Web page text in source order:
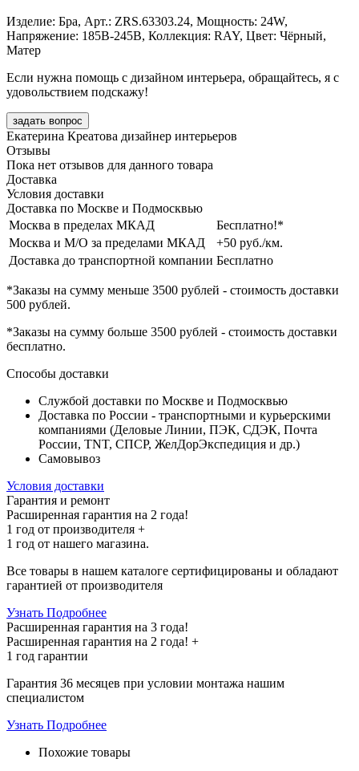
Изделие: Бра, Арт.: ZRS.63303.24, Мощность: 24W,
Напряжение: 185В-245В, Коллекция: RAY, Цвет: Чёрный,
Матер
Если нужна помощь с дизайном интерьера, обращайтесь, я с
удовольствием подскажу!
задать вопрос
Екатерина Креатова дизайнер интерьеров
Отзывы
Пока нет отзывов для данного товара
Доставка
Условия доставки
Доставка по Москве и Подмосквью
Москва в пределах МКАД
Бесплатно!*
Москва и М/О за пределами МКАД
+50 руб./км.
Доставка до транспортной компании Бесплатно
*Заказы на сумму меньше 3500 рублей - стоимость доставки
500 рублей.
*Заказы на сумму больше 3500 рублей - стоимость доставки
бесплатно.
Способы доставки
Службой доставки по Москве и Подмосквью
Доставка по России - транспортными и курьерскими
компаниями (Деловые Линии, ПЭК, СДЭК, Почта
России, TNT, СПСР, ЖелДорЭкспедиция и др.)
Самовывоз
Условия доставки
Гарантия и ремонт
Расширенная гарантия на 2 года!
1 год от производителя +
1 год от нашего магазина.
Все товары в нашем каталоге сертифицированы и обладают
гарантией от производителя
Узнать Подробнее
Расширенная гарантия на 3 года!
Расширенная гарантия на 2 года! +
1 год гарантии
Гарантия 36 месяцев при условии монтажа нашим
специалистом
Узнать Подробнее
Похожие товары